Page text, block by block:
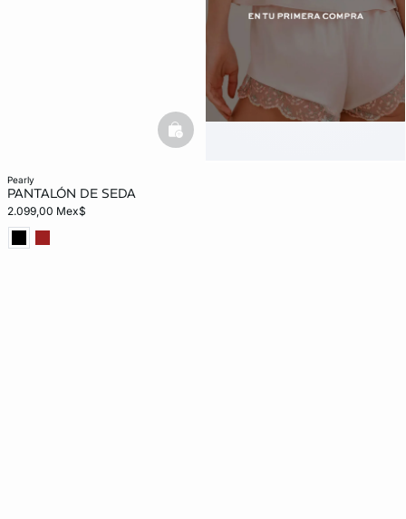
pearly
PANTALÓN DE SEDA
2.099,00 Mex$
basketfull